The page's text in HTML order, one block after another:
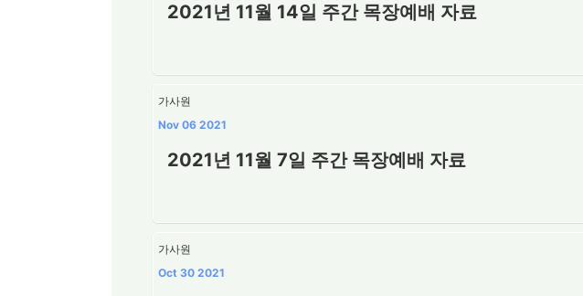
2021년 11월 14일 주간 목장예배 자료
가사원
Nov 06 2021
2021년 11월 7일 주간 목장예배 자료
가사원
Oct 30 2021